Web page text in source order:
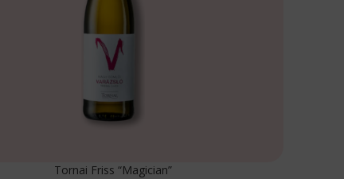
Tornai Friss “Magician”